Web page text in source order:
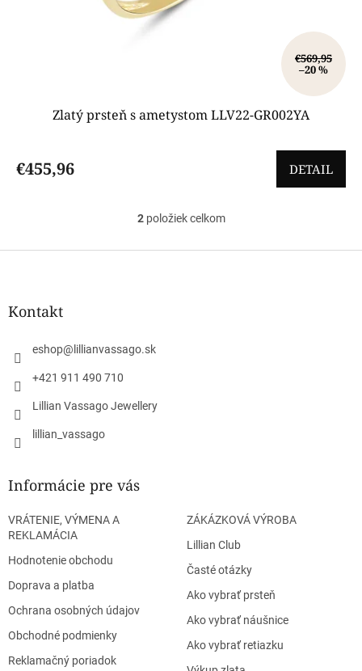
€569,95
–20 %
Zlatý prsteň s ametystom LLV22-GR002YA
€455,96 DETAIL
O
l
u
2položiek celkom
Z
Kontakt
eshop@ lillianvassago.sk
+421 911 490 710
Lillian Vassago Jewellery
lillian_vassago
Informácie pre vás
VRÁTENIE, VÝMENA A
REKLAMÁCIA
Hodnotenie obchodu
Doprava a platba
Ochrana osobných údajov
Obchodné podmienky
Reklamačný poriadok
ZÁKÁZKOVÁ VÝROBA
Lillian Club
Časté otázky
Ako vybrať prsteň
Ako vybrať náušnice
Ako vybrať retiazku